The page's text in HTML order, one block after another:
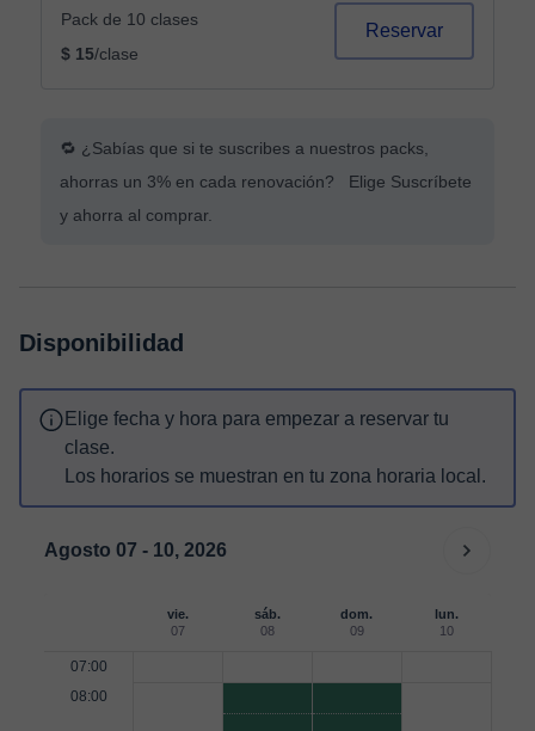
Pack de 10 clases
$ 15/clase
Reservar
🔁 ¿Sabías que si te suscribes a nuestros packs,
ahorras un 3% en cada renovación? Elige Suscríbete
y ahorra al comprar.
Disponibilidad
Elige fecha y hora para empezar a reservar tu
clase.
Los horarios se muestran en tu zona horaria local.
Agosto 07 - 10, 2026
vie.
07
sáb.
08
dom.
09
lun.
10
07:00
08:00